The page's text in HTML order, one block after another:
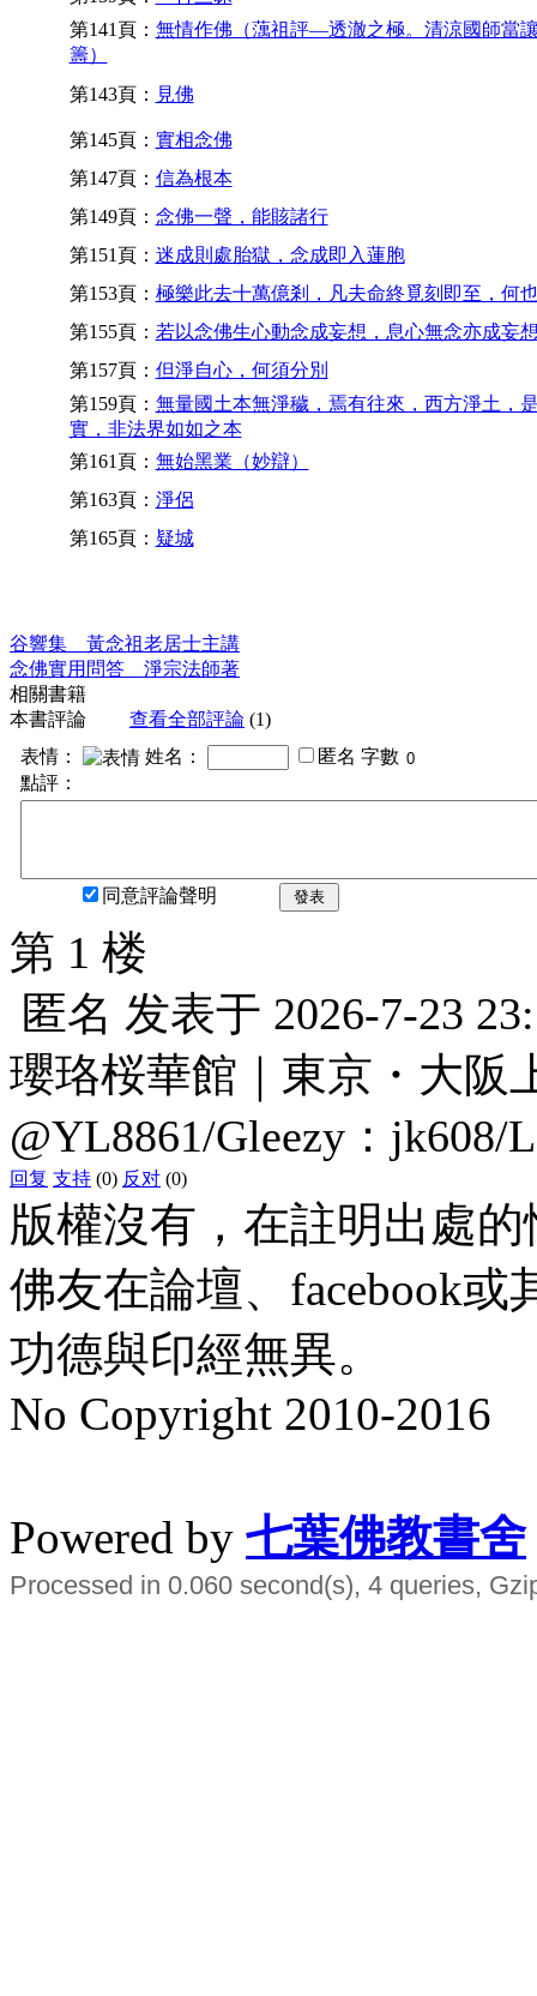
第141頁： 無情作佛（蕅祖評—透澈之極。清涼國師當
籌）
第143頁： 見佛
第145頁： 實相念佛
第147頁： 信為根本
第149頁： 念佛一聲，能賅諸行
第151頁： 迷成則處胎獄，念成即入蓮胞
第153頁： 極樂此去十萬億剎，凡夫命終覓刻即至，何
第155頁： 若以念佛生心動念成妄想，息心無念亦成妄
第157頁： 但淨自心，何須分別
第159頁： 無量國土本無淨穢，焉有往來，西方淨土，
實，非法界如如之本
第161頁： 無始黑業（妙辯）
第163頁： 淨侶
第165頁： 疑城
谷響集 黃念祖老居士主講
念佛實用問答 淨宗法師著
相關書籍
本書評論
查看全部評論 (1)
表情：
姓名： 匿名 字數
點評：
同意評論聲明 發表
第 1 楼
匿名 发表于 2026-7-23
瓔珞桜華館｜東京・大阪
@YL8861/Gleezy：jk608/
回复 支持 (0) 反对 (0)
版權沒有，在註明出處
佛友在論壇、facebook
功德與印經無異。
No Copyright 2010-2016
Powered by 七葉佛教書舍
Processed in 0.060 second(s), 4 queries,